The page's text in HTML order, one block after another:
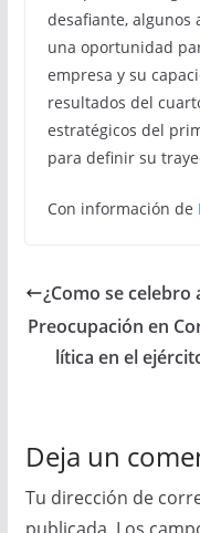
desafiante, algunos
una oportunidad
empresa y su
resultados del
estratégicos del
para definir su
Con información de
¿Como se
Preocupación en
lítica en el
Deja un
Tu dirección de